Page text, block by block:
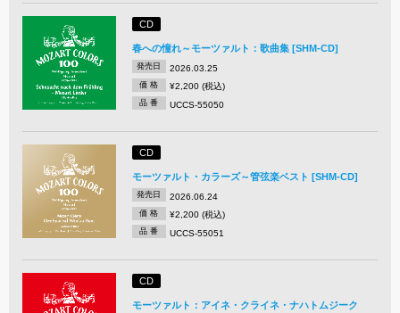
CD
春への憧れ～モーツァルト：歌曲集 [SHM-CD]
発売日 2026.03.25
価 格 ¥2,200 (税込)
品 番 UCCS-55050
CD
モーツァルト・カラーズ～管弦楽ベスト [SHM-CD]
発売日 2026.06.24
価 格 ¥2,200 (税込)
品 番 UCCS-55051
CD
モーツァルト：アイネ・クライネ・ナハトムジーク